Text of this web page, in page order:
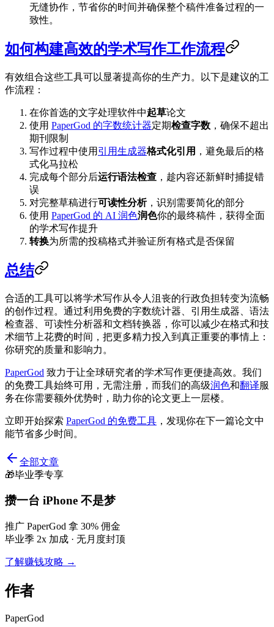
无缝协作，节省你的时间并确保整个稿件准备过程的一
致性。
如何构建高效的学术写作工作流程
有效组合这些工具可以显著提高你的生产力。以下是建议的工
作流程：
在你首选的文字处理软件中起草论文
使用 PaperGod 的字数统计器定期检查字数 ，确保不超出
期刊限制
写作过程中使用 引用生成器格式化引用 ，避免最后的格
式化马拉松
完成每个部分后运行语法检查 ，趁内容还新鲜时捕捉错
误
对完整草稿进行可读性分析，识别需要简化的部分
使用 PaperGod 的 AI 润色润色你的最终稿件，获得全面
的学术写作提升
转换为所需的投稿格式并验证所有格式是否保留
总结
合适的工具可以将学术写作从令人沮丧的行政负担转变为流畅
的创作过程。通过利用免费的字数统计器、引用生成器、语法
检查器、可读性分析器和文档转换器，你可以减少在格式和技
术细节上花费的时间，把更多精力投入到真正重要的事情上：
你研究的质量和影响力。
PaperGod 致力于让全球研究者的学术写作更便捷高效。我们
的免费工具始终可用，无需注册，而我们的高级润色和翻译服
务在你需要额外优势时，助力你的论文更上一层楼。
立即开始探索 PaperGod 的免费工具 ，发现你在下一篇论文中
能节省多少时间。
全部文章
🎁毕业季专享
攒一台 iPhone 不是梦
推广 PaperGod 拿 30% 佣金
毕业季 2x 加成 · 无月度封顶
了解赚钱攻略 →
作者
PaperGod